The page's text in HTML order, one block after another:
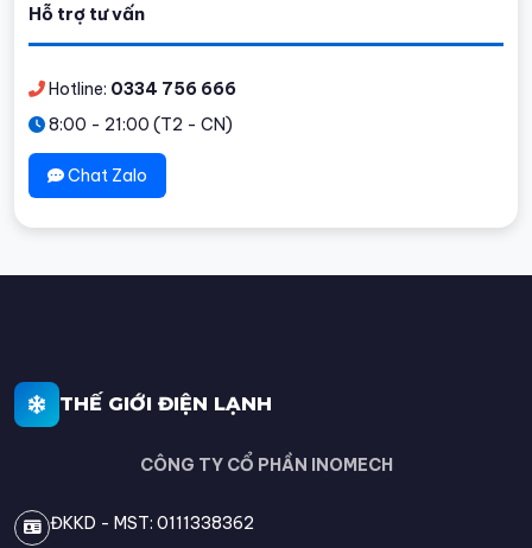
Hỗ trợ tư vấn
Hotline: 0334 756 666
8:00 - 21:00 (T2 - CN)
Chat Zalo
THẾ GIỚI ĐIỆN LẠNH
CÔNG TY CỔ PHẦN INOMECH
ĐKKD - MST: 0111338362